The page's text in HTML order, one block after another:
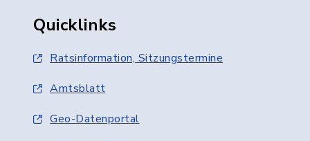
Quicklinks
Ratsinformation, Sitzungstermine
Amtsblatt
Geo-Datenportal